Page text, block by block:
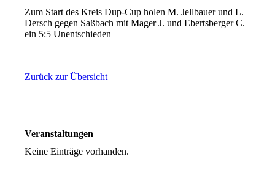
Zum Start des Kreis Dup-Cup holen M. Jellbauer und L.
Dersch gegen Saßbach mit Mager J. und Ebertsberger C.
ein 5:5 Unentschieden
Zurück zur Übersicht
Veranstaltungen
Keine Einträge vorhanden.